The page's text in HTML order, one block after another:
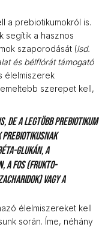
a prebiotikumokról is.
segítik a hasznos
szaporodását (lsd.
és bélflórát támogató
élelmiszerek
szerepet kell,
de a legtöbb prebiotikum
glukán, a
a FOS (frukto-
vagy a
élelmiszereket kell
során. Íme, néhány